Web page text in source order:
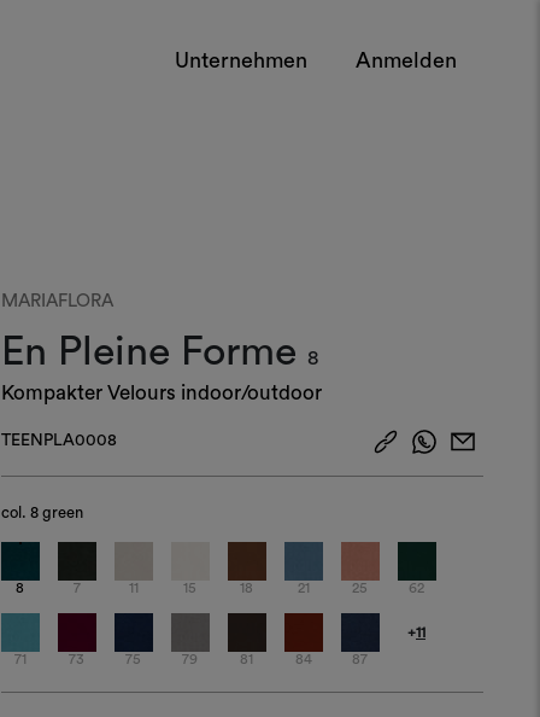
Unternehmen Anmelden
MARIAFLORA
En Pleine Forme
8
Kompakter Velours indoor/outdoor
TEENPLA0008
col. 8 green
8 7 11 15 18 21 25 62
71 73 75 79 81 84 87
+11